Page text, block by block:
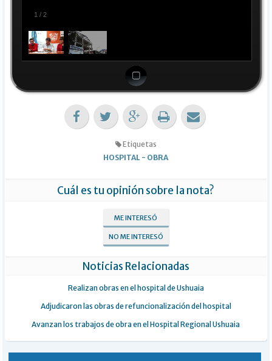
1 /2
Etiquetas
HOSPITAL - OBRA
Cuál es tu opinión sobre la nota?
ME INTERESÓ
NO ME INTERESÓ
Noticias Relacionadas
Realizan obras en el hospital de Ushuaia
Adjudicaron las obras de refuncionalización del hospital
Avanzan los trabajos de obra en el Hospital Regional Ushuaia